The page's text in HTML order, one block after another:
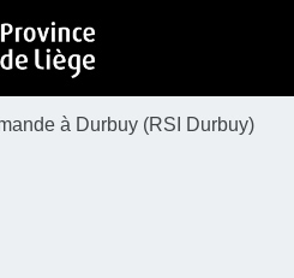
à Durbuy (RSI Durbuy)